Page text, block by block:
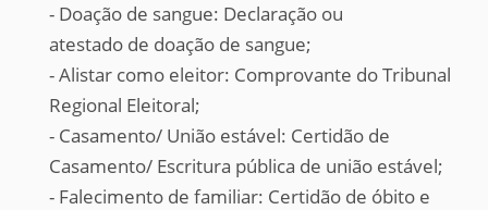
- Doação de sangue: Declaração ou
atestado de doação de sangue;
- Alistar como eleitor: Comprovante do Tribunal
Regional Eleitoral;
- Casamento/ União estável: Certidão de
Casamento/ Escritura pública de união estável;
- Falecimento de familiar: Certidão de óbito e